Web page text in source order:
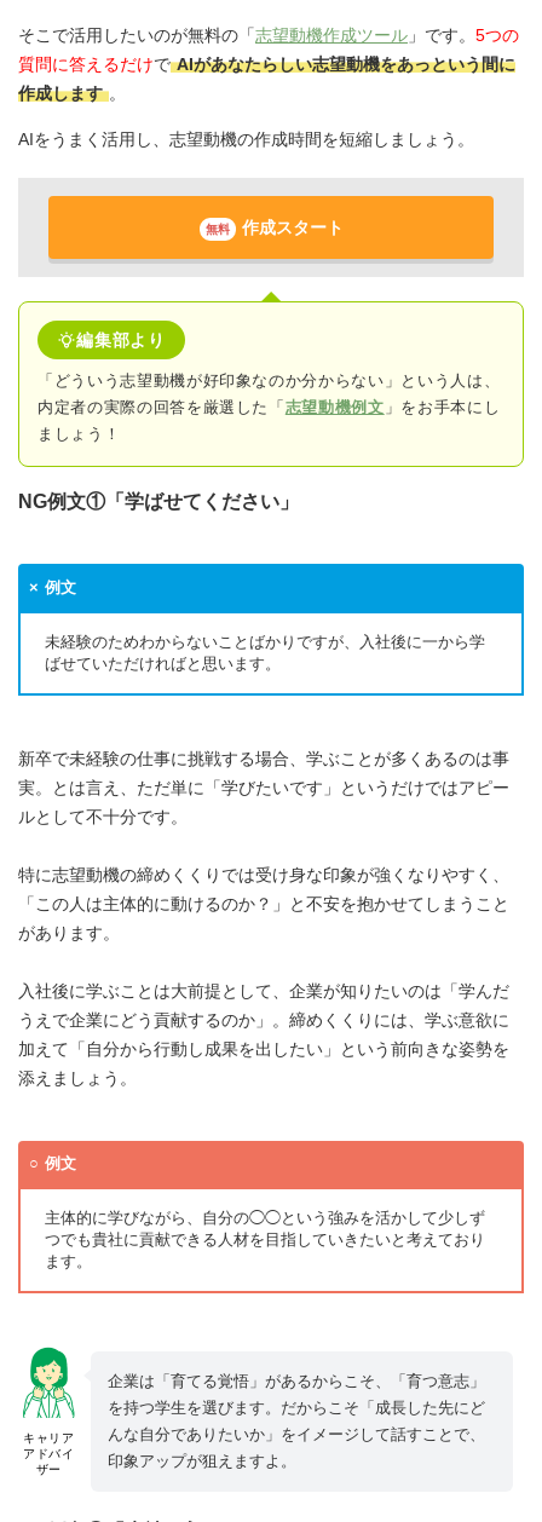
そこで活用したいのが無料の「志望動機作成ツール 」です。 5つの
質問に答えるだけで AIがあなたらしい志望動機をあっという間に
作成します 。
AIをうまく活用し、志望動機の作成時間を短縮しましょう。
無料 作成スタート
編集部より
「どういう志望動機が好印象なのか分からない」という人は、
内定者の実際の回答を厳選した「 志望動機例文 」をお手本にし
ましょう！
NG例文①「学ばせてください」
例文
未経験のためわからないことばかりですが、入社後に一から学
ばせていただければと思います。
新卒で未経験の仕事に挑戦する場合、学ぶことが多くあるのは事
実。とは言え、ただ単に「学びたいです」というだけではアピー
ルとして不十分です。
特に志望動機の締めくくりでは受け身な印象が強くなりやすく、
「この人は主体的に動けるのか？」と不安を抱かせてしまうこと
があります。
入社後に学ぶことは大前提として、企業が知りたいのは「学んだ
うえで企業にどう貢献するのか」。締めくくりには、学ぶ意欲に
加えて「自分から行動し成果を出したい」という前向きな姿勢を
添えましょう。
例文
主体的に学びながら、自分の◯◯という強みを活かして少しず
つでも貴社に貢献できる人材を目指していきたいと考えており
ます。
キャリア
アドバイ
ザー
企業は「育てる覚悟」があるからこそ、「育つ意志」
を持つ学生を選びます。だからこそ「成長した先にど
んな自分でありたいか」をイメージして話すことで、
印象アップが狙えますよ。